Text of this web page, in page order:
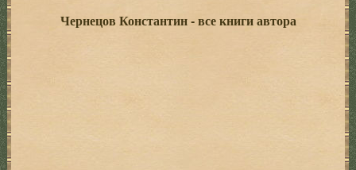
Чернецов Константин - все книги автора